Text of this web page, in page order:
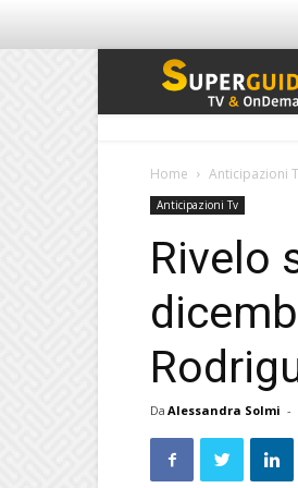
Home Anticipazioni
Anticipazioni Tv
Rivelo
Da Alessandra Solmi -